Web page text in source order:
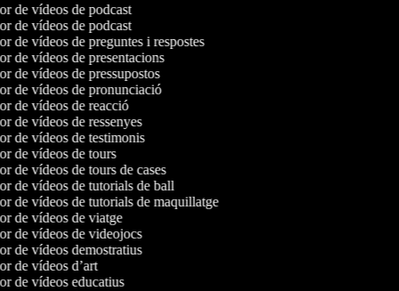
de vídeos de podcast
de vídeos de podcast
de vídeos de preguntes i respostes
de vídeos de presentacions
de vídeos de pressupostos
de vídeos de pronunciació
de vídeos de reacció
de vídeos de ressenyes
de vídeos de testimonis
de vídeos de tours
de vídeos de tours de cases
de vídeos de tutorials de ball
de vídeos de tutorials de maquillatge
de vídeos de viatge
de vídeos de videojocs
de vídeos demostratius
de vídeos d’art
de vídeos educatius